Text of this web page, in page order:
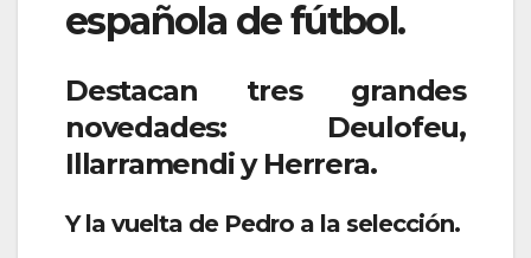
española de fútbol.
Destacan tres grandes
novedades: Deulofeu,
Illarramendi y Herrera.
Y la vuelta de Pedro a la selección.